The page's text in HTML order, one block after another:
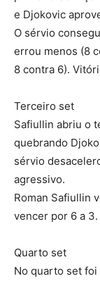
e Djokovic
O sérvio
errou menos (8
8 contra 6).
Terceiro set
Safiullin abriu o
quebrando
sérvio
agressivo.
Roman Safiullin
vencer por 6 a 3.
Quarto set
No quarto set foi